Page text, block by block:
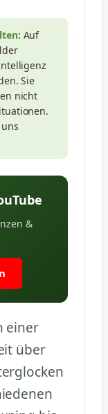
Auf
Sie
nicht
&
einer
über